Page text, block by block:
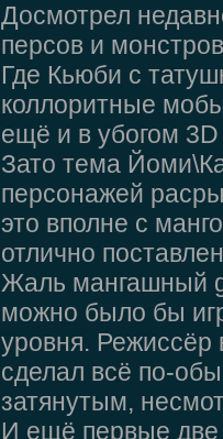
Досмотрел
персов и
Где Кьюби с
коллоритные
ещё и в убогом
Зато тема
персонажей
это вполне с
отлично
Жаль мангашный
можно было бы
уровня. Режиссёр
сделал всё по-
затянутым,
И ещё первые две